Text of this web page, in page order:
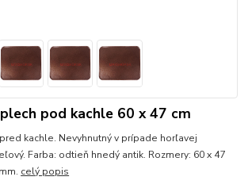
pod kachle 60 x 47 cm
kachle. Nevyhnutný v prípade horľavej
Farba: odtieň hnedý antik. Rozmery: 60 x 47
celý popis